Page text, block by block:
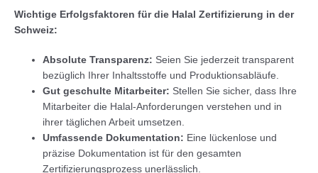
Wichtige Erfolgsfaktoren für die Halal Zertifizierung in der
Schweiz:
Absolute Transparenz: Seien Sie jederzeit transparent
bezüglich Ihrer Inhaltsstoffe und Produktionsabläufe.
Gut geschulte Mitarbeiter: Stellen Sie sicher, dass Ihre
Mitarbeiter die Halal-Anforderungen verstehen und in
ihrer täglichen Arbeit umsetzen.
Umfassende Dokumentation: Eine lückenlose und
präzise Dokumentation ist für den gesamten
Zertifizierungsprozess unerlässlich.